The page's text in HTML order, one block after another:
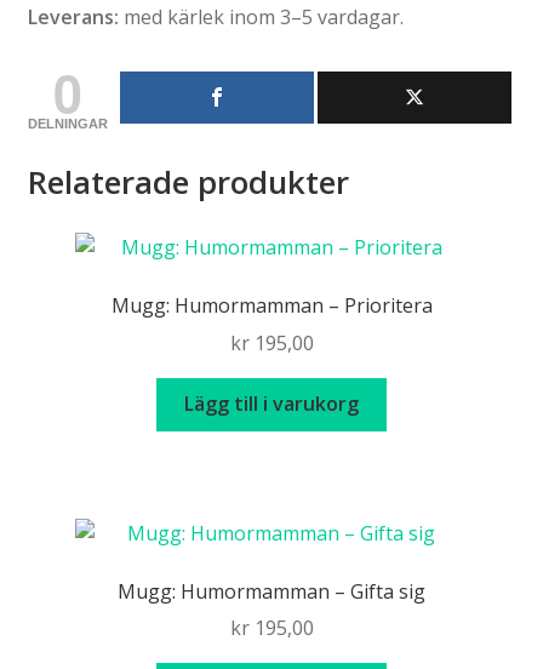
Leverans: med kärlek inom 3–5 vardagar.
0
DELNINGAR
Relaterade produkter
Mugg: Humormamman – Prioritera
kr195,00
Lägg till i varukorg
Mugg: Humormamman – Gifta sig
kr195,00